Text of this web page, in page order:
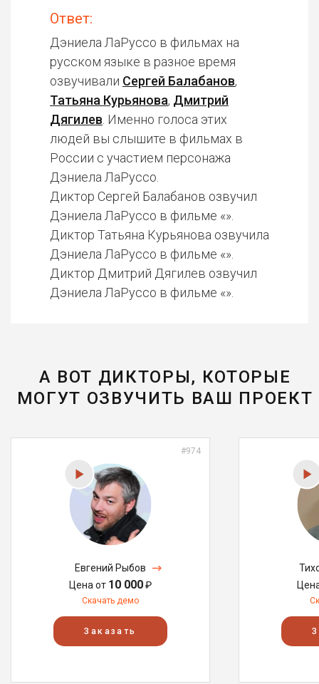
Ответ:
Дэниела ЛаРуссо в фильмах на
русском языке в разное время
озвучивали Сергей Балабанов,
Татьяна Курьянова, Дмитрий
Дягилев . Именно голоса этих
людей вы слышите в фильмах в
России с участием персонажа
Дэниела ЛаРуссо.
Диктор Сергей Балабанов озвучил
Дэниела ЛаРуссо в фильме «».
Диктор Татьяна Курьянова озвучила
Дэниела ЛаРуссо в фильме «».
Диктор Дмитрий Дягилев озвучил
Дэниела ЛаРуссо в фильме «».
А ВОТ ДИКТОРЫ, КОТОРЫЕ
МОГУТ ОЗВУЧИТЬ ВАШ ПРОЕКТ
#974
Евгений Рыбов
Цена от 10 000₽
Скачать демо
Заказать